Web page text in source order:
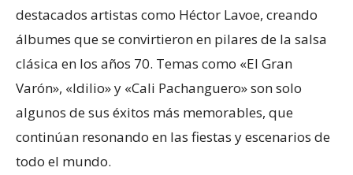
destacados artistas como Héctor Lavoe, creando
álbumes que se convirtieron en pilares de la salsa
clásica en los años 70. Temas como «El Gran
Varón», «Idilio» y «Cali Pachanguero» son solo
algunos de sus éxitos más memorables, que
continúan resonando en las fiestas y escenarios de
todo el mundo.